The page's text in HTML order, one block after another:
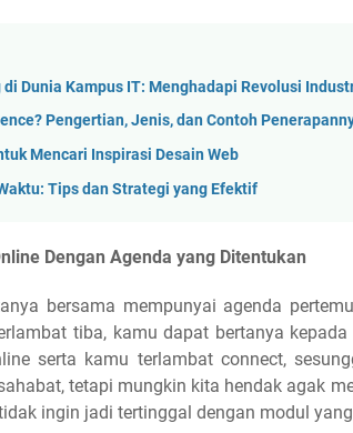
Dunia Kampus IT: Menghadapi Revolusi
Pengertian, Jenis, dan Contoh
Mencari Inspirasi Desain Web
Tips dan Strategi yang Efektif
Dengan Agenda yang Ditentukan
bersama mempunyai agenda
tiba, kamu dapat bertanya
serta kamu terlambat connect,
tetapi mungkin kita hendak agak
ingin jadi tertinggal dengan modul